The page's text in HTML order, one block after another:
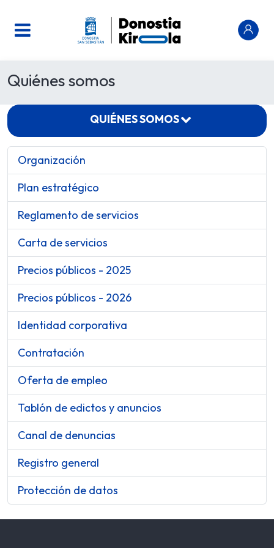
Quiénes somos
Organización
Plan estratégico
Reglamento de servicios
Carta de servicios
Precios públicos - 2025
Precios públicos - 2026
Identidad corporativa
Contratación
Oferta de empleo
Tablón de edictos y anuncios
Canal de denuncias
Registro general
Protección de datos
QUIÉNES SOMOS